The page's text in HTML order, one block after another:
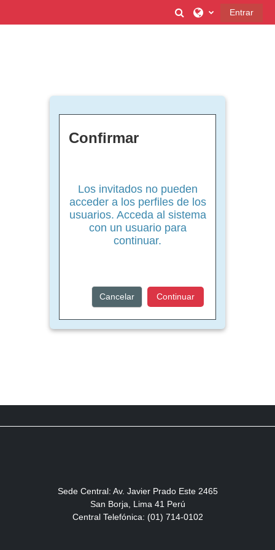
Selector deEntrar
Confirmar
Los invitados no pueden
acceder a los perfiles de los
usuarios. Acceda al sistema
con un usuario para
continuar.
Cancelar Continuar
Sede Central: Av. Javier Prado Este 2465
San Borja, Lima 41 Perú
Central Telefónica: (01) 714-0102